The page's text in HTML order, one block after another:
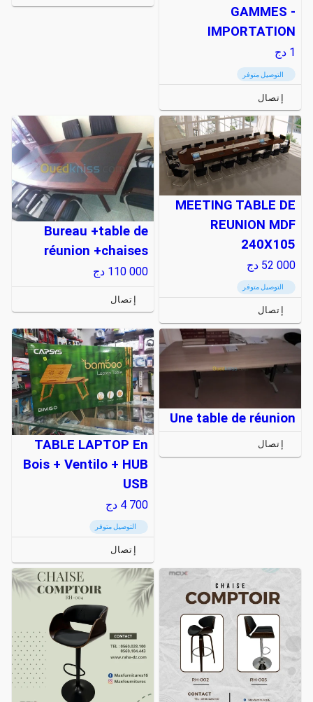
GAMMES -
IMPORTATION
1 دج
التوصيل متوفر
إتصال
MEETING TABLE DE
REUNION MDF
240X105
52 000 دج
التوصيل متوفر
إتصال
Bureau +table de
réunion +chaises
110 000 دج
إتصال
Une table de réunion
إتصال
TABLE LAPTOP En
Bois + Ventilo + HUB
USB
4 700 دج
التوصيل متوفر
إتصال